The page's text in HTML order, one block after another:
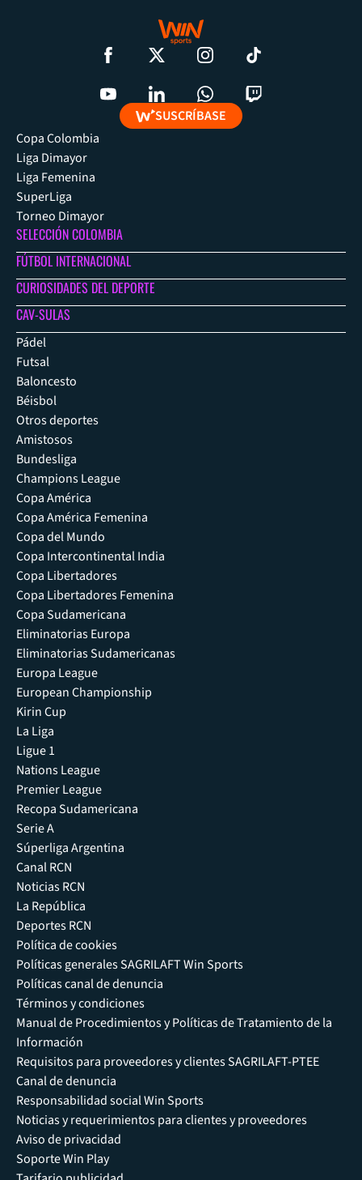
SUSCRÍBASE
Copa Colombia
Liga Dimayor
Liga Femenina
SuperLiga
Torneo Dimayor
SELECCIÓN COLOMBIA
FÚTBOL INTERNACIONAL
CURIOSIDADES DEL DEPORTE
CAV-SULAS
Pádel
Futsal
Baloncesto
Béisbol
Otros deportes
Amistosos
Bundesliga
Champions League
Copa América
Copa América Femenina
Copa del Mundo
Copa Intercontinental India
Copa Libertadores
Copa Libertadores Femenina
Copa Sudamericana
Eliminatorias Europa
Eliminatorias Sudamericanas
Europa League
European Championship
Kirin Cup
La Liga
Ligue 1
Nations League
Premier League
Recopa Sudamericana
Serie A
Súperliga Argentina
Canal RCN
Noticias RCN
La República
Deportes RCN
Política de cookies
Políticas generales SAGRILAFT Win Sports
Políticas canal de denuncia
Términos y condiciones
Manual de Procedimientos y Políticas de Tratamiento de la
Información
Requisitos para proveedores y clientes SAGRILAFT-PTEE
Canal de denuncia
Responsabilidad social Win Sports
Noticias y requerimientos para clientes y proveedores
Aviso de privacidad
Soporte Win Play